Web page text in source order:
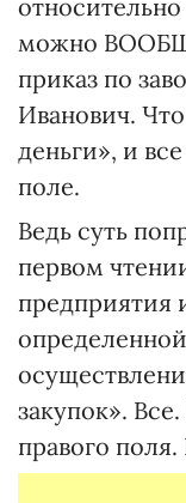
можно
приказ по
Иванович.
деньги», и
поле.
Ведь суть
первом
предприятия
закупок».
правого поля.